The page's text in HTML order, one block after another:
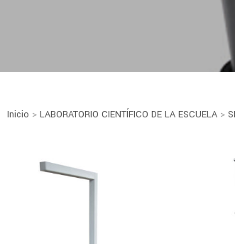
Inicio > LABORATORIO CIENTÍFICO DE LA ESCUELA >